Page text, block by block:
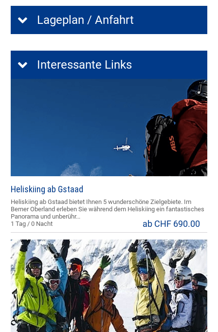
Lageplan / Anfahrt
Interessante Links
Heliskiing ab Gstaad
Heliskiing ab Gstaad bietet Ihnen 5 wunderschöne Zielgebiete. Im
Berner Oberland erleben Sie während dem Heliskiing ein fantastisches
Panorama und unberühr...
1 Tag / 0 Nacht
ab CHF 690.00